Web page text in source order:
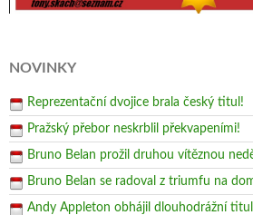
NOVINKY
Reprezentační dvojice brala český titul!
Pražský přebor neskrblil překvapeními!
Bruno Belan prožil druhou vítěznou
Bruno Belan se radoval z triumfu na
Andy Appleton obhájil dlouhodrážní